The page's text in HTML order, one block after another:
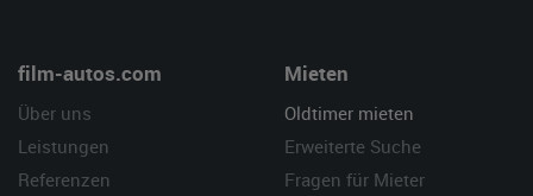
film-autos.com
Über uns
Leistungen
Referenzen
Mieten
Oldtimer mieten
Erweiterte Suche
Fragen für Mieter